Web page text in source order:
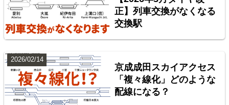
横浜線
6
正】列車交換がなくなる
交換駅
京成成田スカイアクセス
「複々線化」どのような
配線になる？
2026/02/14